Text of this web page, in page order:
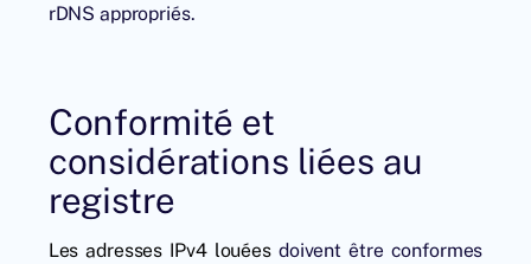
rDNS appropriés.
Conformité et
considérations liées au
registre
Les adresses IPv4 louéesdoivent être conformes